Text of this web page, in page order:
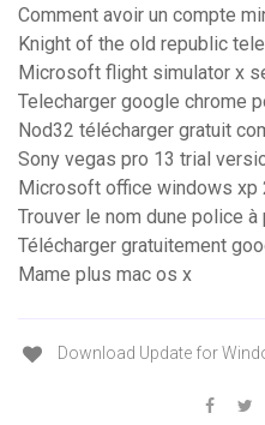
Comment avoir un compte
Knight of the old republic
Microsoft flight simulator x
Telecharger google chrome
Nod32 télécharger gratuit
Sony vegas pro 13 trial
Microsoft office windows xp
Trouver le nom dune police à
Télécharger gratuitement
Mame plus mac os x
Download Update for